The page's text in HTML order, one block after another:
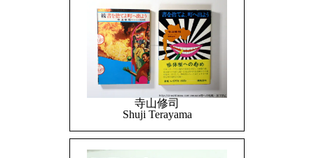
寺山修司
Shuji Terayama